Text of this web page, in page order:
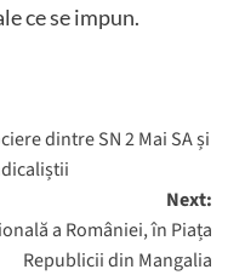
ce se impun.
dintre SN 2 Mai SA și
Next:
a României, în Piața
Republicii din Mangalia